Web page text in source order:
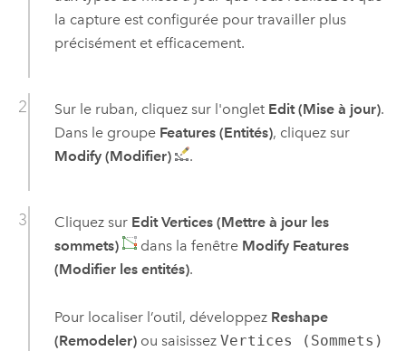
la capture est configurée pour travailler plus
précisément et efficacement.
Sur le ruban, cliquez sur l'onglet Edit (Mise à jour).
Dans le groupe Features (Entités), cliquez sur
Modify (Modifier)
.
Cliquez sur Edit Vertices (Mettre à jour les
sommets)
dans la fenêtre Modify Features
(Modifier les entités).
Pour localiser l’outil, développez Reshape
(Remodeler)ou saisissez Vertices (Sommets)